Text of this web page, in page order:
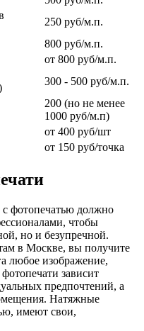
250 руб/м.п.
800 руб/м.п.
от 800 руб/м.п.
300 - 500 руб/м.п.
200 (но не менее
1000 руб/м.п)
от 400 руб/шт
от 150 руб/точка
фотопечатью должно
чтобы
но и безупречной.
в Москве, вы получите
любое изображение,
зависит
предпочтений, а
Натяжные
имеют свои,